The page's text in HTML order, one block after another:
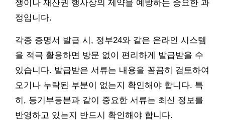
쟁이나 재산권 행사상의 제약을 예방하는 중요한 과
정입니다.
각종 증명서 발급 시, 정부24와 같은 온라인 시스템
을 적극 활용하면 방문 없이 편리하게 발급받을 수
있습니다. 발급받은 서류는 내용을 꼼꼼히 검토하여
오기나 누락된 부분이 없는지 확인해야 합니다. 특
히, 등기부등본과 같이 중요한 서류는 최신 정보를
반영하고 있는지 반드시 확인해야 합니다.